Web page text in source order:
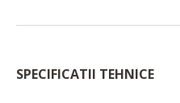
SPECIFICATII TEHNICE